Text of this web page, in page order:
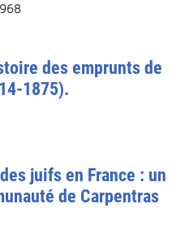
des emprunts de
1875).
juifs en France : un
de Carpentras